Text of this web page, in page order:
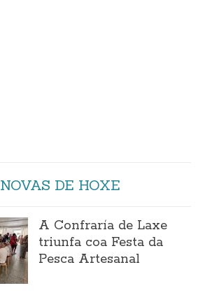
NOVAS DE HOXE
A Confraría de Laxe
triunfa coa Festa da
Pesca Artesanal